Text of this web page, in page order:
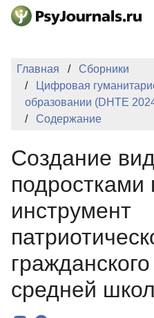
Перейти к основному
ПОДАТЬ
Регистрация
Главная
Сборники
Цифровая
образовании (DHTE
Содержание
Создание
подростками
инструмент
средней